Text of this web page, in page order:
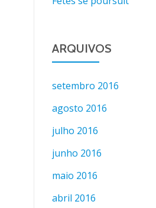
ARQUIVOS
setembro 2016
agosto 2016
julho 2016
junho 2016
maio 2016
abril 2016